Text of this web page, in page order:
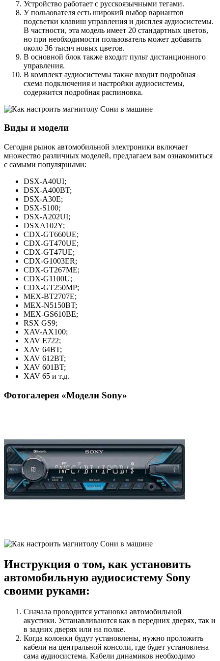
Устройство работает с русскоязычными тегами.
У пользователя есть широкий выбор вариантов
подсветки клавиш управления и дисплея аудиосистемы.
В частности, эта модель имеет 20 стандартных цветов,
но при необходимости пользователь может добавить
около 36 тысяч новых цветов.
В основной блок также входит пульт дистанционного
управления.
В комплект аудиосистемы также входит подробная
схема подключения и настройки аудиосистемы,
содержится подробная распиновка.
Виды и модели
Сегодня рынок автомобильной электроники включает
множество различных моделей, предлагаем вам ознакомиться
с самыми популярными:
DSX-A40UI;
DSX-A400BT;
DSX-A30E;
DSX-S100;
DSX-A202UI;
DSXA102Y;
CDX-GT660UE;
CDX-GT470UE;
CDX-GT47UE;
CDX-G1003ER;
CDX-GT267ME;
CDX-G1100U;
CDX-GT250MP;
MEX-BT2707E;
MEX-N5150BT;
MEX-GS610BE;
RSX GS9;
XAV-AX100;
XAV E722;
XAV 64BT;
XAV 612BT;
XAV 601BT;
XAV 65 и т.д.
Фотогалерея «Модели Sony»
Инструкция о том, как установить
автомобильную аудиосистему Sony
своими руками:
Сначала проводится установка автомобильной
акустики. Устанавливаются как в передних дверях, так и
в задних дверях или на полке.
Когда колонки будут установлены, нужно проложить
кабели на центральной консоли, где будет установлена ​​
сама аудиосистема. Кабели динамиков необходимо